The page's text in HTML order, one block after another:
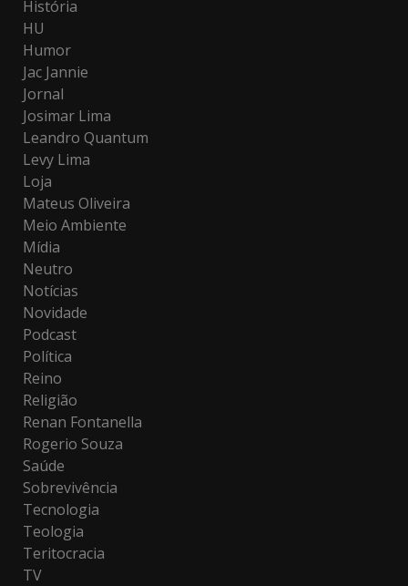
História
HU
Humor
Jac Jannie
Jornal
Josimar Lima
Leandro Quantum
Levy Lima
Loja
Mateus Oliveira
Meio Ambiente
Mídia
Neutro
Notícias
Novidade
Podcast
Política
Reino
Religião
Renan Fontanella
Rogerio Souza
Saúde
Sobrevivência
Tecnologia
Teologia
Teritocracia
TV